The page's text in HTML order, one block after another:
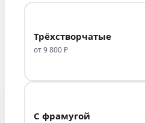
Трёхстворчатые
от 9 800 ₽
С фрамугой